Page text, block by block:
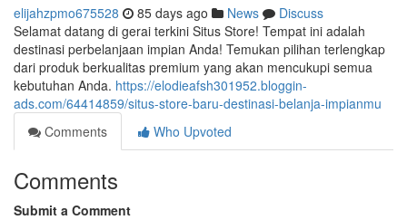
elijahzpmo675528 85 days ago News
Discuss
Selamat datang di gerai terkini Situs Store! Tempat ini adalah
destinasi perbelanjaan impian Anda! Temukan pilihan terlengkap
dari produk berkualitas premium yang akan mencukupi semua
kebutuhan Anda. https://elodieafsh301952.bloggin-
ads.com/64414859/situs-store-baru-destinasi-belanja-impianmu
Comments
Who Upvoted
Comments
Submit a Comment